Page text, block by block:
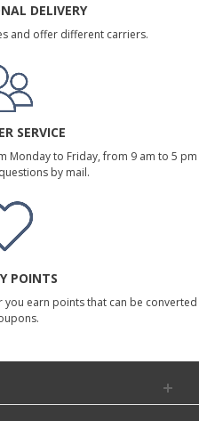
DELIVERY
and offer different carriers.
SERVICE
Monday to Friday, from 9 am to 5 pm
by mail.
POINTS
you earn points that can be converted